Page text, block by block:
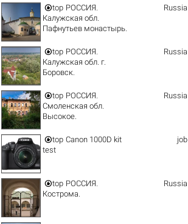
top РОССИЯ.
Калужская обл.
Пафнутьев монастырь.
Russia
top РОССИЯ.
Калужская обл. г.
Боровск.
Russia
top РОССИЯ.
Смоленская обл.
Высокое.
Russia
top Canon 1000D kit
test
job
top РОССИЯ.
Кострома.
Russia